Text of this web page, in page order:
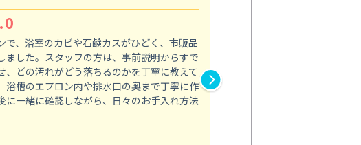
で、浴室のカビや石鹸カスがひどく、市販品
ました。スタッフの方は、事前説明からすで
、どの汚れがどう落ちるのかを丁寧に教えて
浴槽のエプロン内や排水口の奥まで丁寧に作
に一緒に確認しながら、日々のお手入れ方法